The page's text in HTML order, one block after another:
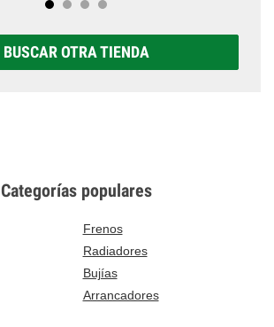
BUSCAR OTRA TIENDA
Categorías populares
Frenos
Radiadores
Bujías
Arrancadores